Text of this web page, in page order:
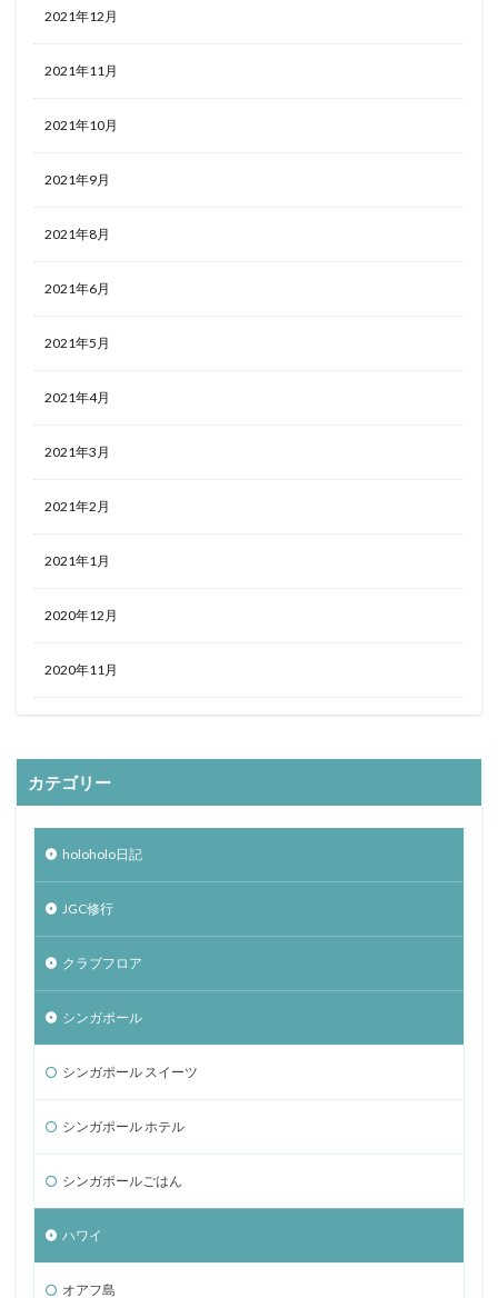
2021年12月
2021年11月
2021年10月
2021年9月
2021年8月
2021年6月
2021年5月
2021年4月
2021年3月
2021年2月
2021年1月
2020年12月
2020年11月
カテゴリー
holoholo日記
JGC修行
クラブフロア
シンガポール
シンガポール スイーツ
シンガポール ホテル
シンガポールごはん
ハワイ
オアフ島